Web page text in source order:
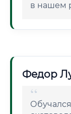
в нашем
Федор